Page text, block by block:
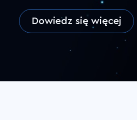
Dowiedz się więcej